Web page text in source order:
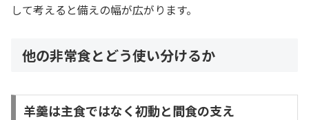
して考えると備えの幅が広がります。
他の非常食とどう使い分けるか
羊羹は主食ではなく初動と間食の支え